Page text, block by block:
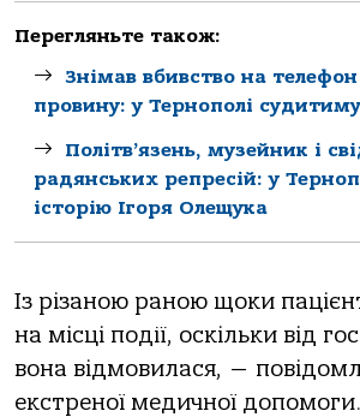
Перегляньте також:
Знімав вбивство на телефон
провину: у Тернополі
Політв’язень, музейник і
радянських репресій: у
історію Ігоря Олещука
Із різаною раною щоки
на місці події, оскільки від
вона відмовилася, —
екстреної медичної допомоги.